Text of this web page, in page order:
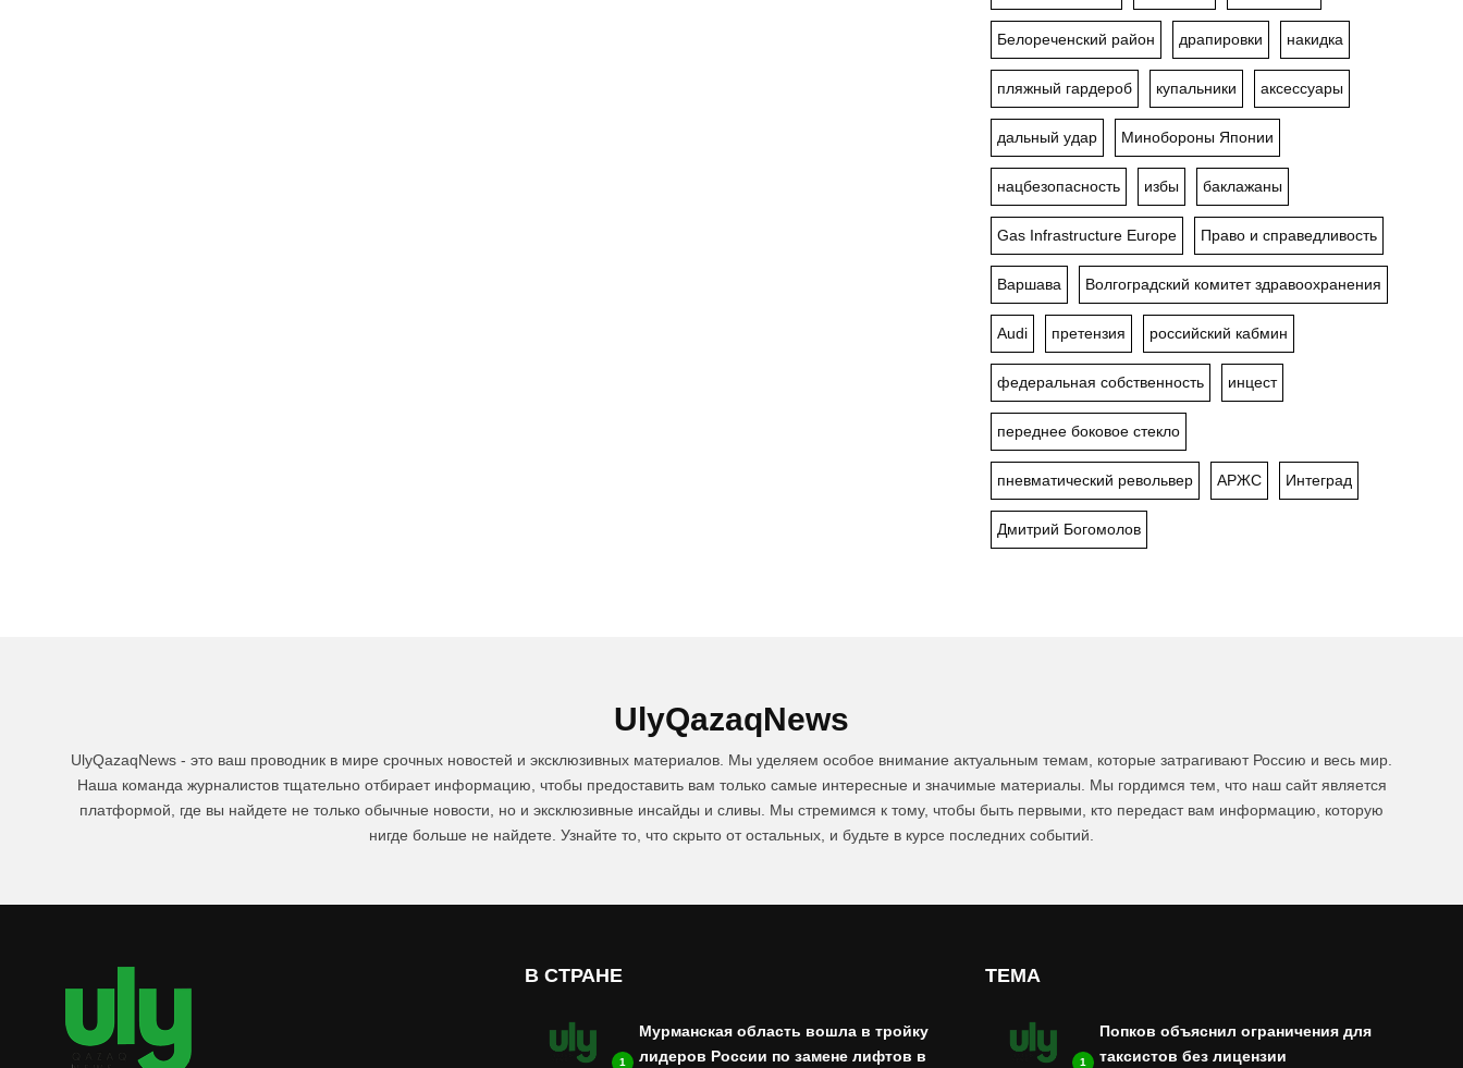
Белореченский район драпировки накидка
пляжный гардероб купальники аксессуары
дальный удар Минобороны Японии
нацбезопасность избы баклажаны
Gas Infrastructure Europe Право и справедливость
Варшава Волгоградский комитет здравоохранения
Audi претензия российский кабмин
федеральная собственность инцест
переднее боковое стекло
пневматический револьвер АРЖС Интеград
Дмитрий Богомолов
UlyQazaqNews
UlyQazaqNews - это ваш проводник в мире срочных новостей и эксклюзивных материалов. Мы уделяем особое внимание актуальным темам, которые затрагивают Россию и весь мир.
Наша команда журналистов тщательно отбирает информацию, чтобы предоставить вам только самые интересные и значимые материалы. Мы гордимся тем, что наш сайт является
платформой, где вы найдете не только обычные новости, но и эксклюзивные инсайды и сливы. Мы стремимся к тому, чтобы быть первыми, кто передаст вам информацию, которую
нигде больше не найдете. Узнайте то, что скрыто от остальных, и будьте в курсе последних событий.
В СТРАНЕ
1
Мурманская область вошла в тройку
лидеров России по замене лифтов в
ТЕМА
1
Попков объяснил ограничения для
таксистов без лицензии